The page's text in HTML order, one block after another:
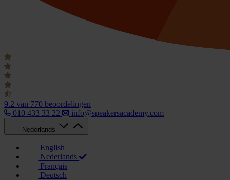
9.2 van 770 beoordelingen
010 433 33 22
info@speakersacademy.com
Nederlands
English
Nederlands
Français
Deutsch